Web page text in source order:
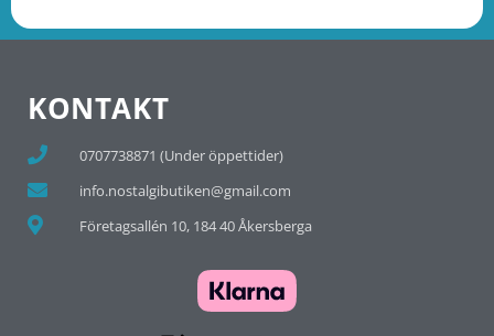
KONTAKT
0707738871 (Under öppettider)
info.nostalgibutiken@gmail.com
Företagsallén 10, 184 40 Åkersberga